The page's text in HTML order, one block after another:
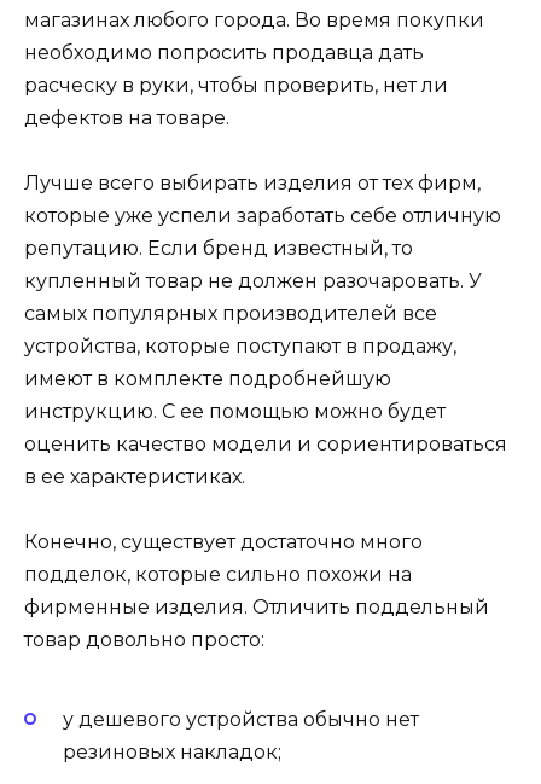
магазинах любого города. Во время покупки
необходимо попросить продавца дать
расческу в руки, чтобы проверить, нет ли
дефектов на товаре.
Лучше всего выбирать изделия от тех фирм,
которые уже успели заработать себе отличную
репутацию. Если бренд известный, то
купленный товар не должен разочаровать. У
самых популярных производителей все
устройства, которые поступают в продажу,
имеют в комплекте подробнейшую
инструкцию. С ее помощью можно будет
оценить качество модели и сориентироваться
в ее характеристиках.
Конечно, существует достаточно много
подделок, которые сильно похожи на
фирменные изделия. Отличить поддельный
товар довольно просто:
у дешевого устройства обычно нет
резиновых накладок;